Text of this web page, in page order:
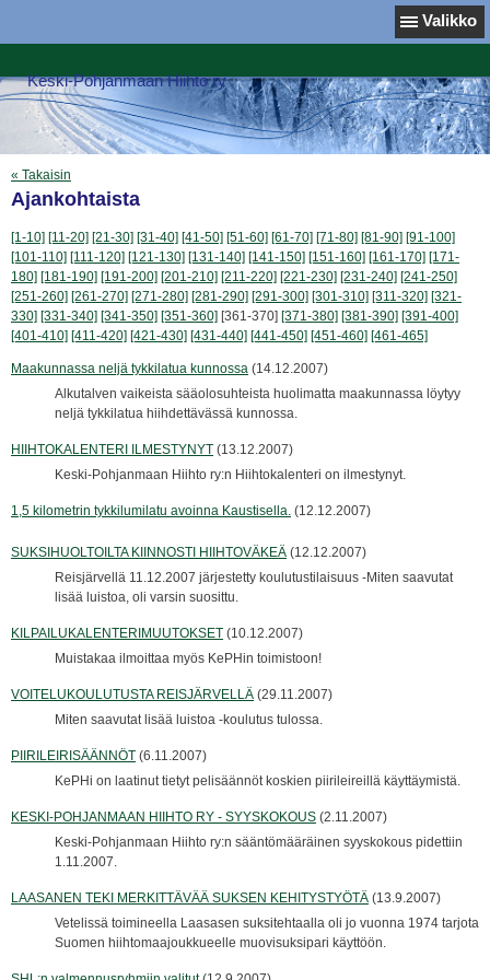
Valikko
Keski-Pohjanmaan Hiihto ry
« Takaisin
Ajankohtaista
[1-10] [11-20] [21-30] [31-40] [41-50] [51-60] [61-70] [71-80] [81-90] [91-100]
[101-110] [111-120] [121-130] [131-140] [141-150] [151-160] [161-170] [171-
180] [181-190] [191-200] [201-210] [211-220] [221-230] [231-240] [241-250]
[251-260] [261-270] [271-280] [281-290] [291-300] [301-310] [311-320] [321-
330] [331-340] [341-350] [351-360] [361-370] [371-380] [381-390] [391-400]
[401-410] [411-420] [421-430] [431-440] [441-450] [451-460] [461-465]
Maakunnassa neljä tykkilatua kunnossa (14.12.2007)
Alkutalven vaikeista sääolosuhteista huolimatta maakunnassa löytyy
neljä tykkilatua hiihdettävässä kunnossa.
HIIHTOKALENTERI ILMESTYNYT (13.12.2007)
Keski-Pohjanmaan Hiihto ry:n Hiihtokalenteri on ilmestynyt.
1,5 kilometrin tykkilumilatu avoinna Kaustisella. (12.12.2007)
SUKSIHUOLTOILTA KIINNOSTI HIIHTOVÄKEÄ (12.12.2007)
Reisjärvellä 11.12.2007 järjestetty koulutustilaisuus -Miten saavutat
lisää luistoa, oli varsin suosittu.
KILPAILUKALENTERIMUUTOKSET (10.12.2007)
Muistakaa ilmoittaa myös KePHin toimistoon!
VOITELUKOULUTUSTA REISJÄRVELLÄ (29.11.2007)
Miten saavutat lisää luistoa -koulutus tulossa.
PIIRILEIRISÄÄNNÖT (6.11.2007)
KePHi on laatinut tietyt pelisäännöt koskien piirileireillä käyttäymistä.
KESKI-POHJANMAAN HIIHTO RY - SYYSKOKOUS (2.11.2007)
Keski-Pohjanmaan Hiihto ry:n sääntömääräinen syyskokous pidettiin
1.11.2007.
LAASANEN TEKI MERKITTÄVÄÄ SUKSEN KEHITYSTYÖTÄ (13.9.2007)
Vetelissä toimineella Laasasen suksitehtaalla oli jo vuonna 1974 tarjota
Suomen hiihtomaajoukkueelle muovisuksipari käyttöön.